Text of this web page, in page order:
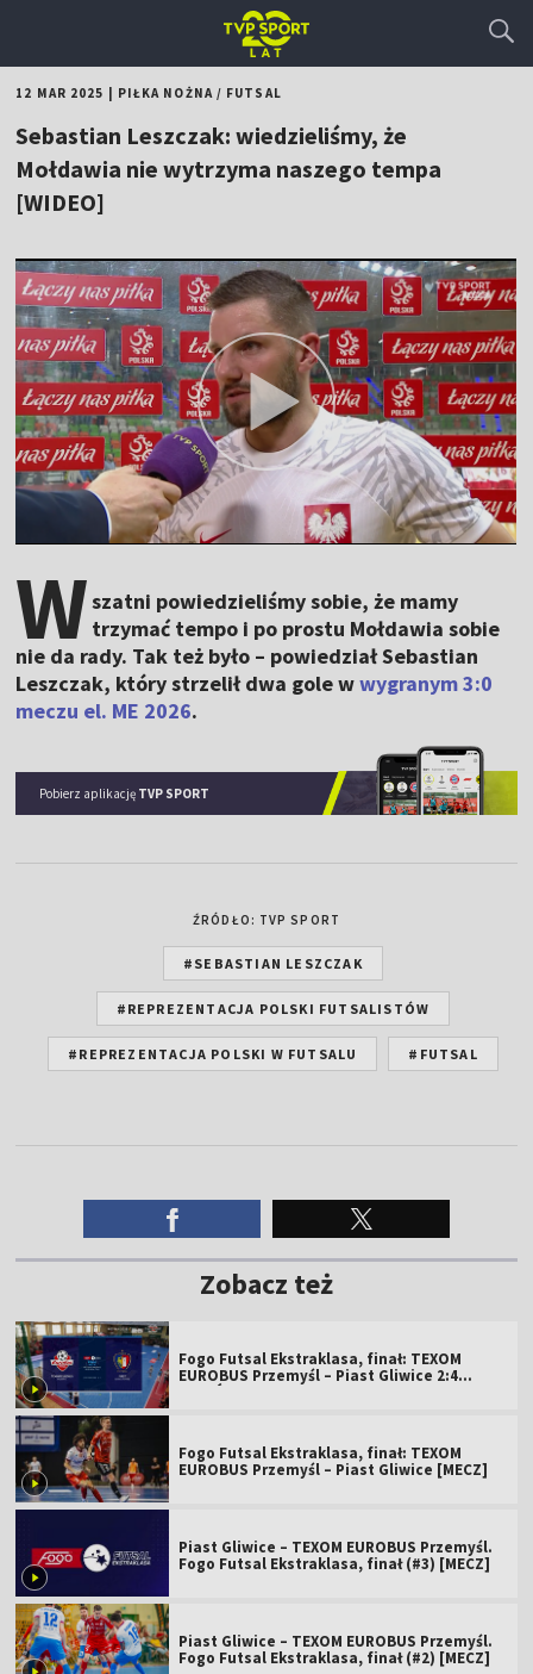
12 MAR 2025 PIŁKA NOŻNA/ FUTSAL
Sebastian Leszczak: wiedzieliśmy, że
Mołdawia nie wytrzyma naszego tempa
[WIDEO]
Wszatni powiedzieliśmy sobie, że mamy
trzymać tempo i po prostu Mołdawia sobie
nie da rady. Tak też było – powiedział Sebastian
Leszczak, który strzelił dwa gole wwygranym 3:0
meczu el. ME 2026.
Pobierz aplikację TVP SPORT
ŹRÓDŁO: TVP SPORT
#SEBASTIAN LESZCZAK
#REPREZENTACJA POLSKI FUTSALISTÓW
#REPREZENTACJA POLSKI W FUTSALU #FUTSAL
Zobacz też
Fogo Futsal Ekstraklasa, finał: TEXOM
EUROBUS Przemyśl – Piast Gliwice 2:4
[SKRÓT]
Fogo Futsal Ekstraklasa, finał: TEXOM
EUROBUS Przemyśl – Piast Gliwice [MECZ]
Piast Gliwice – TEXOM EUROBUS Przemyśl.
Fogo Futsal Ekstraklasa, finał (#3) [MECZ]
Piast Gliwice – TEXOM EUROBUS Przemyśl.
Fogo Futsal Ekstraklasa, finał (#2) [MECZ]